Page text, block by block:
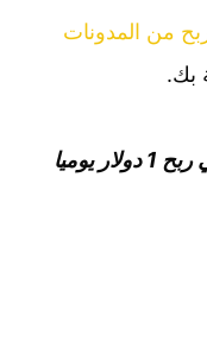
من المدونات
و لكن السؤال الاهم الان هل يمكنني ربح 1 دولار يوميا